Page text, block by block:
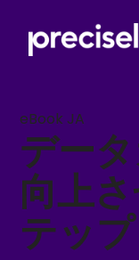
eBook JA
デー
向上
テップ